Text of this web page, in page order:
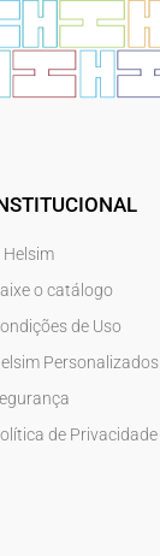
Helsim
o catálogo
de Uso
Personalizados
de Privacidade